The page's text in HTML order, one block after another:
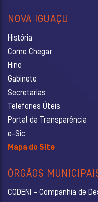
NOVA IGUAÇU
História
Como Chegar
Hino
Gabinete
Secretarias
Telefones Úteis
Portal da Transparência
e-Sic
Mapa do Site
ÓRGÃOS
CODENI – Companhia de